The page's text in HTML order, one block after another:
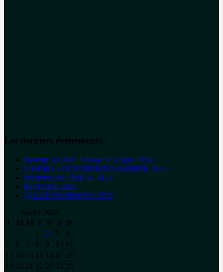
Les derniers évènements
Passage 1er Dan Talange le 14 juin 2026
USHIRO – OCTOBRE/NOVEMBRE 2025
WOmen Aki TAIKAI 2025
RENTRéE 2025
COUPE D'oBERNAI 2025
février 2024
L
M M J V S D
2 3
4
5
6 7 8 9 10
12
13 14 15 16 17
18
19 20 21 22 23 24 25